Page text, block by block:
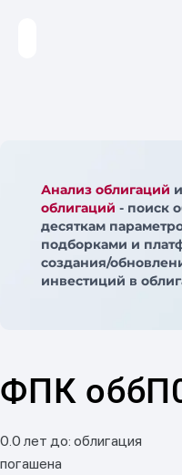
Анализ облигаций и
облигаций - поиск
десяткам
подборками и
создания/
инвестиций в
ФПК
0.0 лет до: облигация
погашена